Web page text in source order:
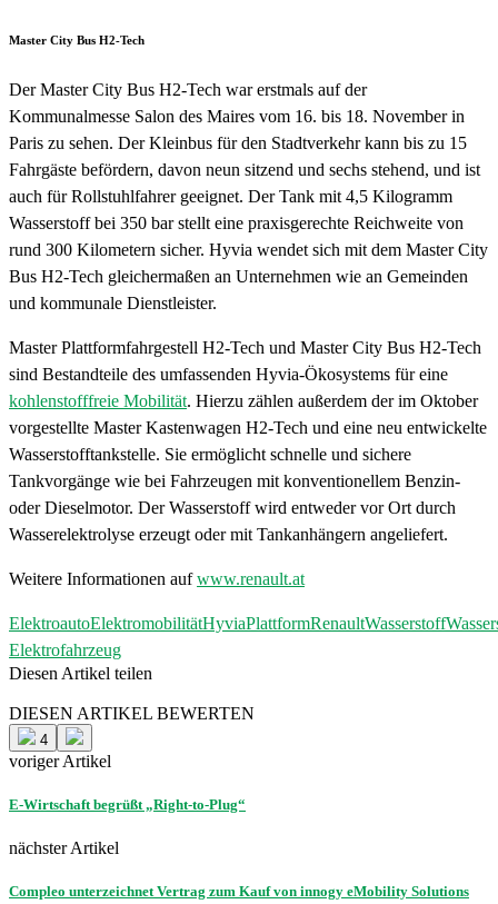
Master City Bus H2-Tech
Der Master City Bus H2-Tech war erstmals auf der
Kommunalmesse Salon des Maires vom 16. bis 18. November in
Paris zu sehen. Der Kleinbus für den Stadtverkehr kann bis zu 15
Fahrgäste befördern, davon neun sitzend und sechs stehend, und ist
auch für Rollstuhlfahrer geeignet. Der Tank mit 4,5 Kilogramm
Wasserstoff bei 350 bar stellt eine praxisgerechte Reichweite von
rund 300 Kilometern sicher. Hyvia wendet sich mit dem Master City
Bus H2-Tech gleichermaßen an Unternehmen wie an Gemeinden
und kommunale Dienstleister.
Master Plattformfahrgestell H2-Tech und Master City Bus H2-Tech
sind Bestandteile des umfassenden Hyvia-Ökosystems für eine
kohlenstofffreie Mobilität. Hierzu zählen außerdem der im Oktober
vorgestellte Master Kastenwagen H2-Tech und eine neu entwickelte
Wasserstofftankstelle. Sie ermöglicht schnelle und sichere
Tankvorgänge wie bei Fahrzeugen mit konventionellem Benzin-
oder Dieselmotor. Der Wasserstoff wird entweder vor Ort durch
Wasserelektrolyse erzeugt oder mit Tankanhängern angeliefert.
Weitere Informationen aufwww.renault.at
ElektroautoElektromobilitätHyviaPlattformRenaultWasserstoff
Elektrofahrzeug
Diesen Artikel teilen
DIESEN ARTIKEL BEWERTEN
4
voriger Artikel
E-Wirtschaft begrüßt „Right-to-Plug“
nächster Artikel
Compleo unterzeichnet Vertrag zum Kauf von innogy eMobility Solutions